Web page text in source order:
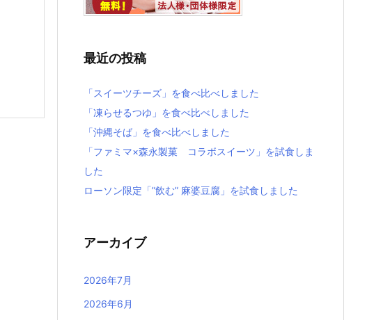
最近の投稿
「スイーツチーズ」を食べ比べしました
「凍らせるつゆ」を食べ比べしました
「沖縄そば」を食べ比べしました
「ファミマ×森永製菓 コラボスイーツ」を試食しま
した
ローソン限定「”飲む” 麻婆豆腐」を試食しました
アーカイブ
2026年7月
2026年6月